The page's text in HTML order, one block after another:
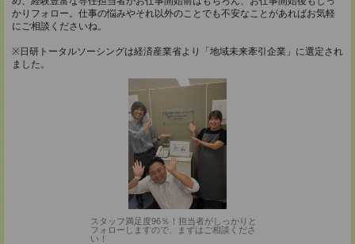
かりフォロー。仕事の悩みやそれ以外のことでも不安なことがあればお気軽
にご相談くださいね。
※日研トータルソーシングは経済産業省より「地域未来牽引企業」に選定され
ました。
スタッフ満足度96％！担当者がしっかりと
フォローしますので、まずはご相談くださ
い！